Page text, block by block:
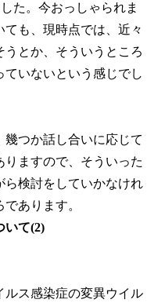
た。今おっしゃられま
も、現時点では、近々
とか、そういうところ
ていないという感じでし
つか話し合いに応じて
ますので、そういった
ら検討をしていかなけれ
あります。
いて(2)
ルス感染症の変異ウイル